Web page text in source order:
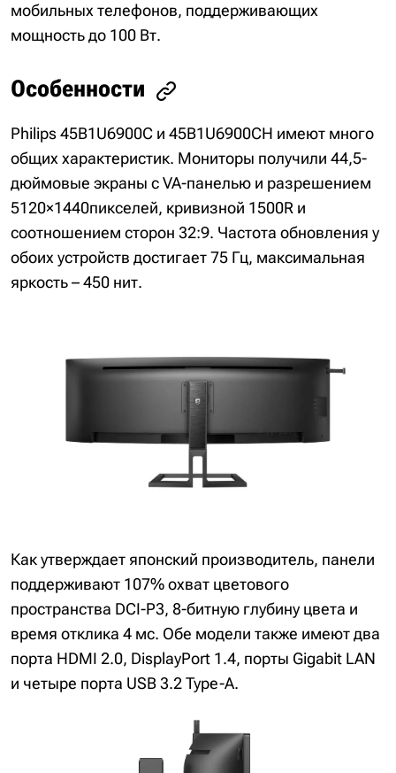
мобильных телефонов, поддерживающих
мощность до 100 Вт.
Особенности
Philips 45B1U6900C и 45B1U6900CH имеют много
общих характеристик. Мониторы получили 44,5-
дюймовые экраны с VA-панелью и разрешением
5120×1440пикселей, кривизной 1500R и
соотношением сторон 32:9. Частота обновления у
обоих устройств достигает 75 Гц, максимальная
яркость – 450 нит.
Как утверждает японский производитель, панели
поддерживают 107% охват цветового
пространства DCI-P3, 8-битную глубину цвета и
время отклика 4 мс. Обе модели также имеют два
порта HDMI 2.0, DisplayPort 1.4, порты Gigabit LAN
и четыре порта USB 3.2 Type-A.